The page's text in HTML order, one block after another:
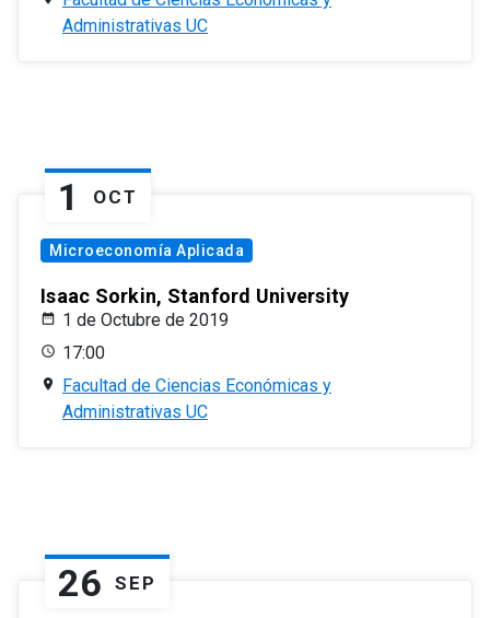
Administrativas UC
1 OCT
Microeconomía Aplicada
Isaac Sorkin, Stanford University
1 de Octubre de 2019
17:00
Facultad de Ciencias Económicas y
Administrativas UC
26 SEP